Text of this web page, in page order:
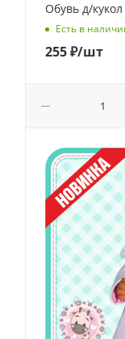
Обувь д/
Есть в
255₽/шт